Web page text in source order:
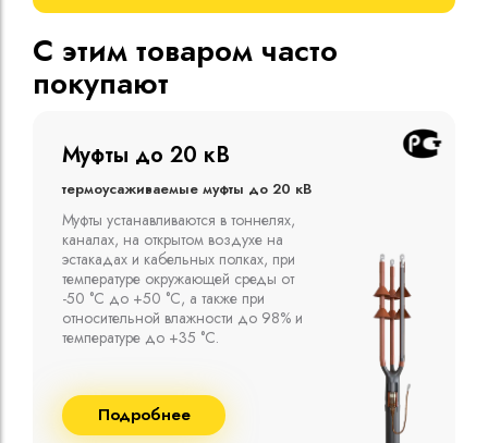
С этим товаром часто
покупают
Муфты до 10 кВ
Термоусаживаемые муфты до 10 кВ
Компания ООО "Москабельторг"
предлагает, как соединительные
термоусаживаемые муфты на кабель
напряжением до 10 кВ с изоляцией
из маслопропитанной бумаги и
сшитого полиэтилена собственного
производства
Подробнее